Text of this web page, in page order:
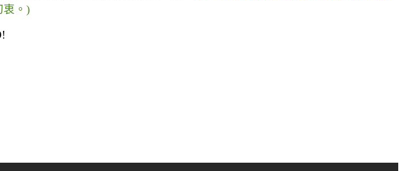
。 )